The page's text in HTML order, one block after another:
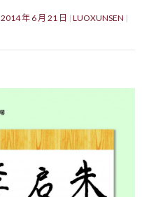
2014 年 6 月 21 日
LUOXUNSEN